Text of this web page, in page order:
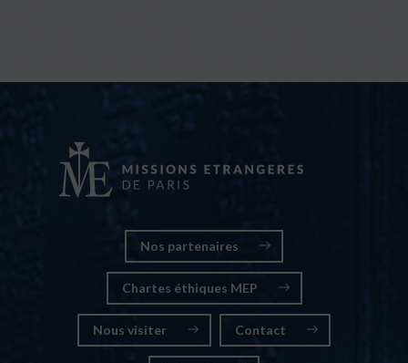
Nos partenaires
Chartes éthiques MEP
Nous visiter Contact